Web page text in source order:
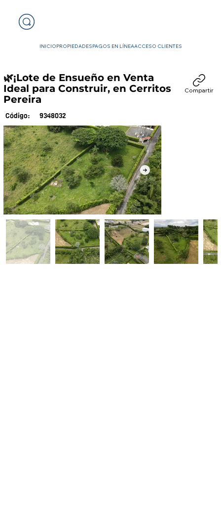
INICIOPROPIEDADESPAGOS EN LÍNEAACCESO CLIENTES
🌿¡Lote de Ensueño en Venta
Ideal para Construir, en Cerritos
Pereira
Código: 9348032
Compartir